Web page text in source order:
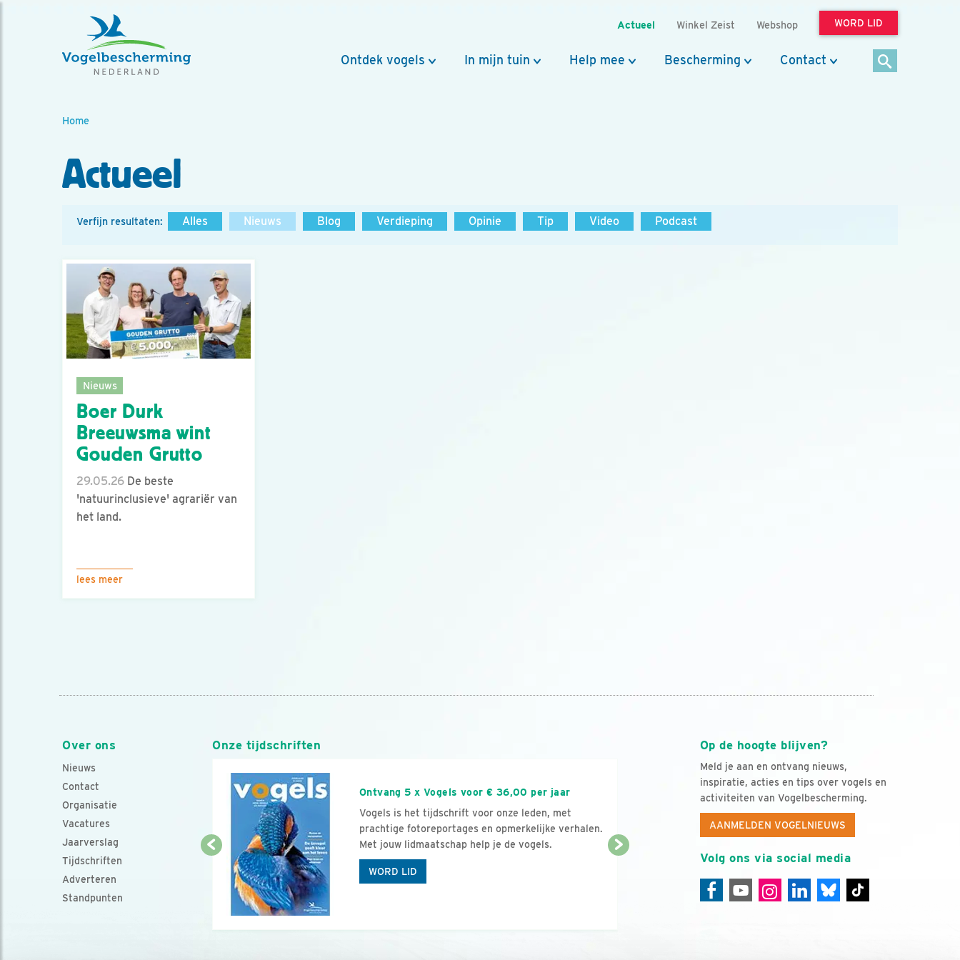
Actueel Winkel Zeist Webshop WORD LID
Ontdek vogels In mijn tuin Help mee Bescherming Contact
Home
Actueel
Verfijn resultaten: Alles Nieuws Blog Verdieping Opinie Tip Video Podcast
Nieuws
Boer Durk
Breeuwsma wint
Gouden Grutto
29.05.26 De beste
'natuurinclusieve' agrariër van
het land.
lees meer
Over ons
Nieuws
Contact
Organisatie
Vacatures
Jaarverslag
Tijdschriften
Adverteren
Standpunten
Op de hoogte blijven?
Meld je aan en ontvang nieuws,
inspiratie, acties en tips over vogels en
activiteiten van Vogelbescherming.
AANMELDEN VOGELNIEUWS
Volg ons via social media
Onze tijdschriften
Ontvang 5 x Vogels voor € 36,00 per jaar
Vogels is het tijdschrift voor onze leden, met
prachtige fotoreportages en opmerkelijke verhalen.
Met jouw lidmaatschap help je de vogels.
WORD LID